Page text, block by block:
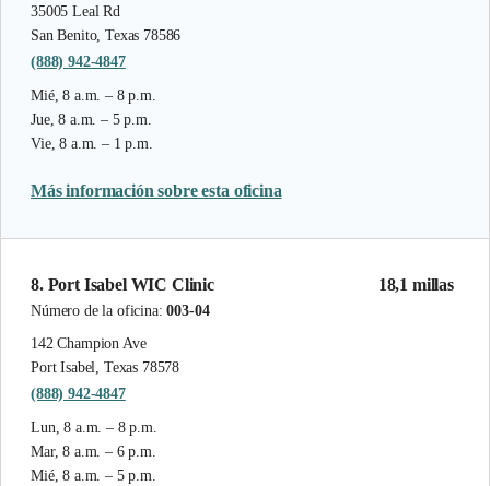
35005 Leal Rd
San Benito, Texas 78586
(888) 942-4847
Mié, 8 a.m. – 8 p.m.
Jue, 8 a.m. – 5 p.m.
Vie, 8 a.m. – 1 p.m.
Más información sobre esta oficina
18,1 millas
8. Port Isabel WIC Clinic
Número de la oficina:003-04
142 Champion Ave
Port Isabel, Texas 78578
(888) 942-4847
Lun, 8 a.m. – 8 p.m.
Mar, 8 a.m. – 6 p.m.
Mié, 8 a.m. – 5 p.m.